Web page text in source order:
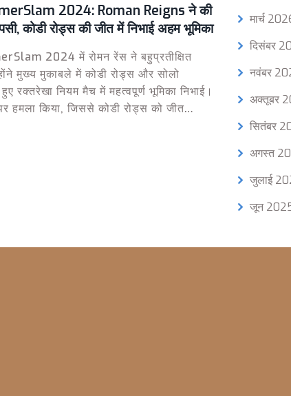
2024: Roman Reigns ने की
कोडी रोड्स की जीत में निभाई अहम भूमिका
2024 में रोमन रेंस ने बहुप्रतीक्षित
मुख्य मुकाबले में कोडी रोड्स और सोलो
रक्तरेखा नियम मैच में महत्वपूर्ण भूमिका निभाई।
हमला किया, जिससे कोडी रोड्स को जीत
मार्च
दिसंबर
नवंबर
अक्तूबर
सितंबर
अगस्त
जुलाई
जून